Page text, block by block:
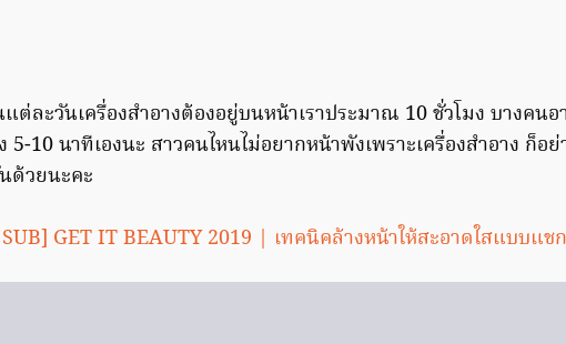
ต่ละวันเครื่องสำอางต้องอยู่บนหน้าเราประมาณ 10 ชั่วโมง บางคน
5-10 นาทีเองนะ สาวคนไหนไม่อยากหน้าพังเพราะเครื่องสำอาง ก็อ
ด้วยนะคะ
GET IT BEAUTY 2019 | เทคนิคล้างหน้าให้สะอาดใสแบบแช